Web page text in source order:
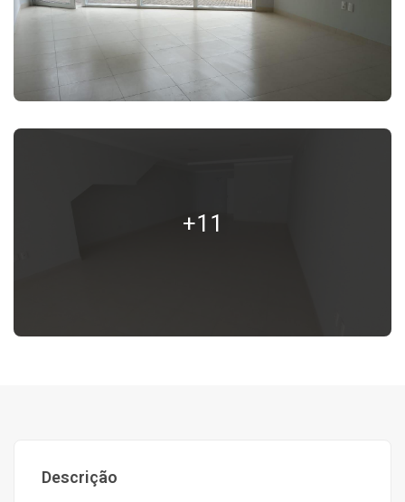
+11
Descrição